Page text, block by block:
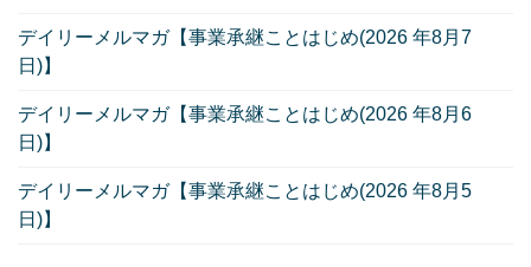
デイリーメルマガ【事業承継ことはじめ(2026 年8月7
日)】
デイリーメルマガ【事業承継ことはじめ(2026 年8月6
日)】
デイリーメルマガ【事業承継ことはじめ(2026 年8月5
日)】